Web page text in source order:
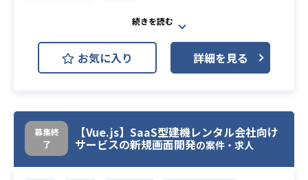
日系金融企業のアプリケーションサ
ポートエンジニアとして携わってい
ただきます。
海外の企業とやりとりをメインとし
英語が母国語の方を探しておりま
す。
※バイリンガル4人、英語のみ6人
お気に入り 詳細を見る
募集終
了
【Vue.js】SaaS型建機レンタル会社向け
サービスの新規画面開発の案件・求人